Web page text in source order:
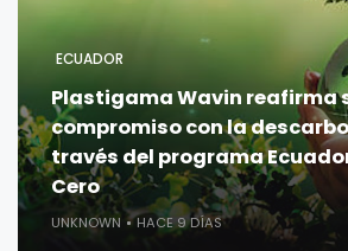
ECUADOR
Plastigama Wavin reafirma
compromiso con la
través del programa
Cero
UNKNOWN HACE 9 DÍAS